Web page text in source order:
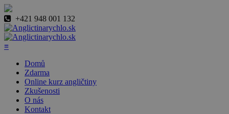
+421 948 001 132
≡
Domů
Zdarma
Online kurz angličtiny
Zkušenosti
O nás
Kontakt